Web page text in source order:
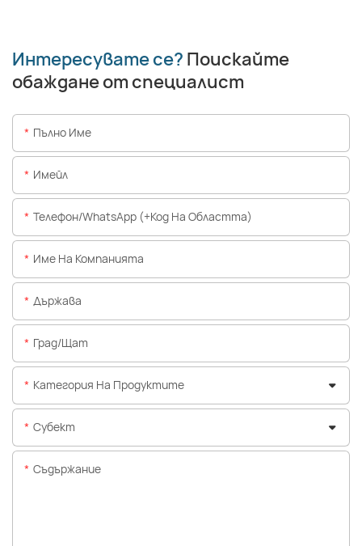
Интересувате се? Поискайте
обаждане от специалист
Пълно Име
Имейл
Телефон/WhatsApp (+Код На Областта)
Име На Компанията
Държава
Град/щат
Категория На Продуктите
Субект
Съдържание